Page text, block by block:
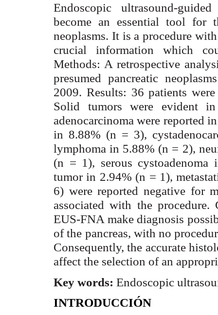
Endoscopic ultrasound-
become an essential tool for
neoplasms. It is a procedure
crucial information which
Methods: A retrospective
presumed pancreatic
2009. Results: 36 patients
Solid tumors were evident
adenocarcinoma were reported
in 8.88% (n = 3),
lymphoma in 5.88% (n = 2),
(n = 1), serous
tumor in 2.94% (n = 1),
6) were reported negative for
associated with the
EUS-FNA make diagnosis
of the pancreas, with no
Consequently, the accurate
affect the selection of an
Key words: Endoscopic
INTRODUCCIÓN